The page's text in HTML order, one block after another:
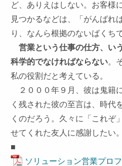
ど、ありえはしない。お客様
見つかるなどは、「がんばれ
り、なんら根拠のないばくち
営業という仕事の仕方、い
科学的でなければならない。
私の役割だと考えている。
２０００年９月、彼は鬼籍
く残された彼の至言は、時代
くのだろう。久々に「これぞ
せてくれた友人に感謝したい。
■
ソリューション営業プロ